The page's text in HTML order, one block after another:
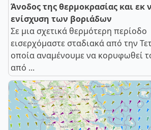
Άνοδος της θερμοκρασίας και εκ
ενίσχυση των βοριάδων
Σε μια σχετικά θερμότερη περίοδο
εισερχόμαστε σταδιακά από την
οποία αναμένουμε να κορυφωθεί
από ...